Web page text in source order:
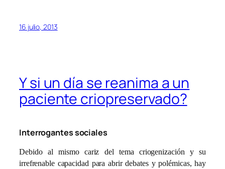
16 julio, 2013
Y si un día se reanima a un
paciente criopreservado?
Interrogantes sociales
Debido al mismo cariz del tema criogenización y su
irrefrenable capacidad para abrir debates y polémicas, hay